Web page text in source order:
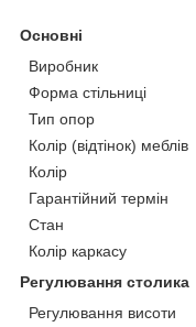
Основні
Виробник
Форма стільниці
Тип опор
Колір (відтінок) меблів
Колір
Гарантійний термін
Стан
Колір каркасу
Регулювання столика
Регулювання висоти